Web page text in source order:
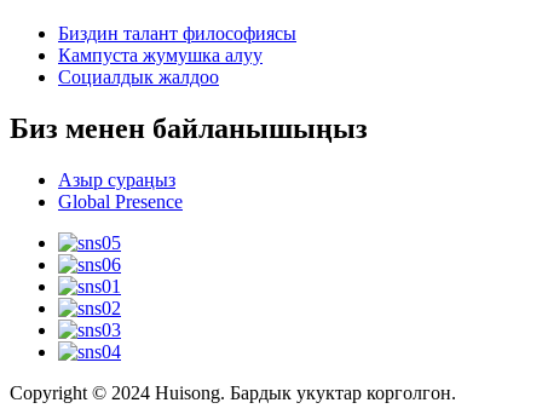
Биздин талант философиясы
Кампуста жумушка алуу
Социалдык жалдоо
Биз менен байланышыңыз
Азыр сураңыз
Global Presence
Copyright © 2024 Huisong. Бардык укуктар корголгон.